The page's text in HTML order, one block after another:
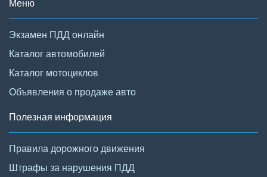
Экзамен ПДД онлайн
Каталог автомобилей
Каталог мотоциклов
Объявления о продаже авто
Полезная информация
Правила дорожного движения
Штрафы за нарушения ПДД